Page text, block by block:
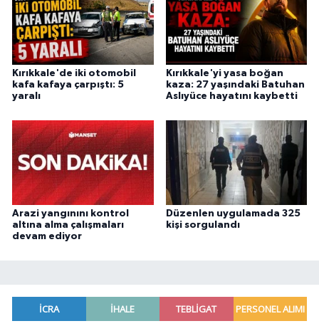
Kırıkkale'de iki otomobil
kafa kafaya çarpıştı: 5
yaralı
Kırıkkale'yi yasa boğan
kaza: 27 yaşındaki Batuhan
Aslıyüce hayatını kaybetti
Arazi yangınını kontrol
altına alma çalışmaları
devam ediyor
Düzenlen uygulamada 325
kişi sorgulandı